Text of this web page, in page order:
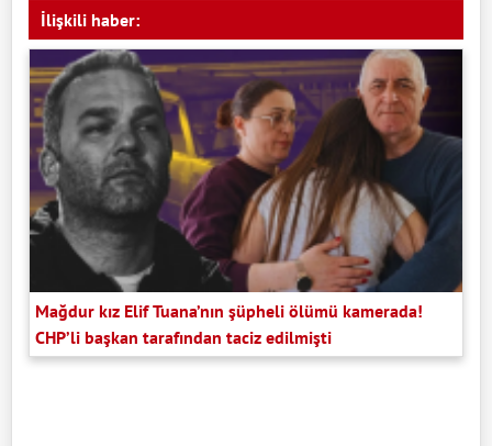
İlişkili haber:
Mağdur kız Elif Tuana’nın şüpheli ölümü kamerada!
CHP’li başkan tarafından taciz edilmişti